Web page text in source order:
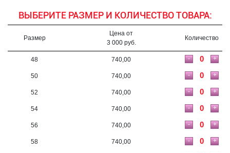
ВЫБЕРИТЕ РАЗМЕР И КОЛИЧЕСТВО ТОВАРА:
Размер
Цена от
3 000 руб.
Количество
48 740,00 +
-
50 740,00 +
-
52 740,00 +
-
54 740,00 +
-
56 740,00 +
-
58 740,00 +
-